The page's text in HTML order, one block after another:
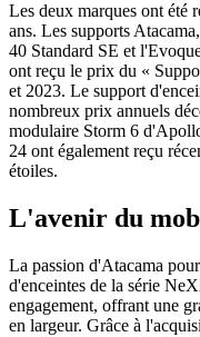
Les deux marques ont été
ans. Les supports
40 Standard SE et
ont reçu le prix du «
et 2023. Le support
nombreux prix annuels
modulaire Storm 6
24 ont également reçu
étoiles.
L'avenir du
La passion d'Atacama
d'enceintes de la série
engagement, offrant une
en largeur. Grâce à